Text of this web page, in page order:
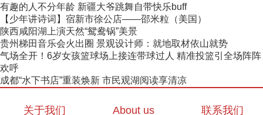
有趣的人不分年龄 新疆大爷跳舞自带快乐buff
【少年讲诗词】宿新市徐公店——邵米粒（美国）
陕西咸阳湖上演天然“鸳鸯锅”美景
贵州梯田音乐会火出圈 景观设计师：就地取材依山就势
气场全开！6岁女孩篮球场上接连带球过人 精准投篮引全场阵阵
欢呼
成都“水下书店”重装焕新 市民观湖阅读享清凉
关于我们 About us 联系我们